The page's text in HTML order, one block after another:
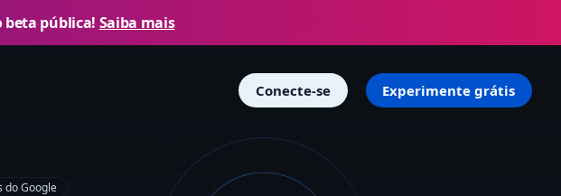
beta pública! Saiba mais
Conecte-se Experimente grátis
do Google